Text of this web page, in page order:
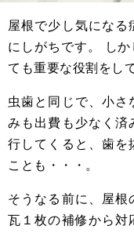
屋根で少し気になる
にしがちです。 し
ても重要な役割をし
⾍⻭と同じで、⼩さ
みも出費も少なく済
⾏してくると、⻭を
ことも・・・。
そうなる前に、屋根
瓦１枚の補修から対